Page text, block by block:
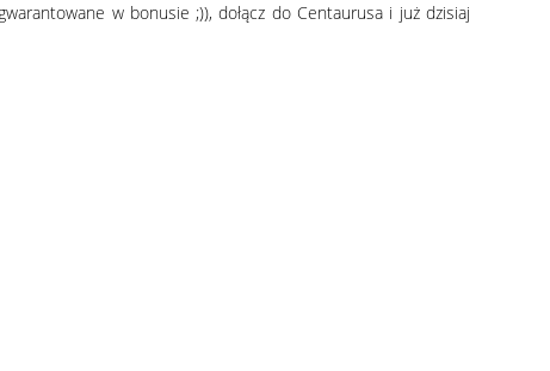
w bonusie ;)), dołącz do Centaurusa i już dzisiaj